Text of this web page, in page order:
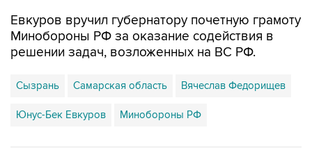
Евкуров вручил губернатору почетную грамоту
Минобороны РФ за оказание содействия в
решении задач, возложенных на ВС РФ.
Сызрань Самарская область Вячеслав Федорищев
Юнус-Бек Евкуров Минобороны РФ